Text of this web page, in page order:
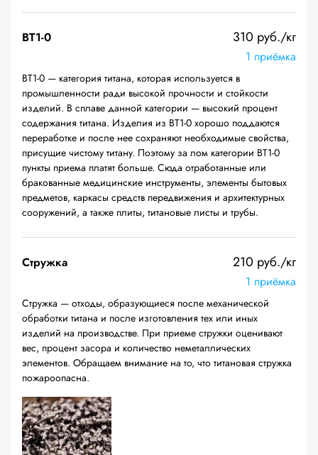
ВТ1-0 310 руб./кг
1 приёмка
ВТ1-0 — категория титана, которая используется в
промышленности ради высокой прочности и стойкости
изделий. В сплаве данной категории — высокий процент
содержания титана. Изделия из ВТ1-0 хорошо поддаются
переработке и после нее сохраняют необходимые свойства,
присущие чистому титану. Поэтому за лом категории ВТ1-0
пункты приема платят больше. Сюда отработанные или
бракованные медицинские инструменты, элементы бытовых
предметов, каркасы средств передвижения и архитектурных
сооружений, а также плиты, титановые листы и трубы.
Стружка 210 руб./кг
1 приёмка
Стружка — отходы, образующиеся после механической
обработки титана и после изготовления тех или иных
изделий на производстве. При приеме стружки оценивают
вес, процент засора и количество неметаллических
элементов. Обращаем внимание на то, что титановая стружка
пожароопасна.